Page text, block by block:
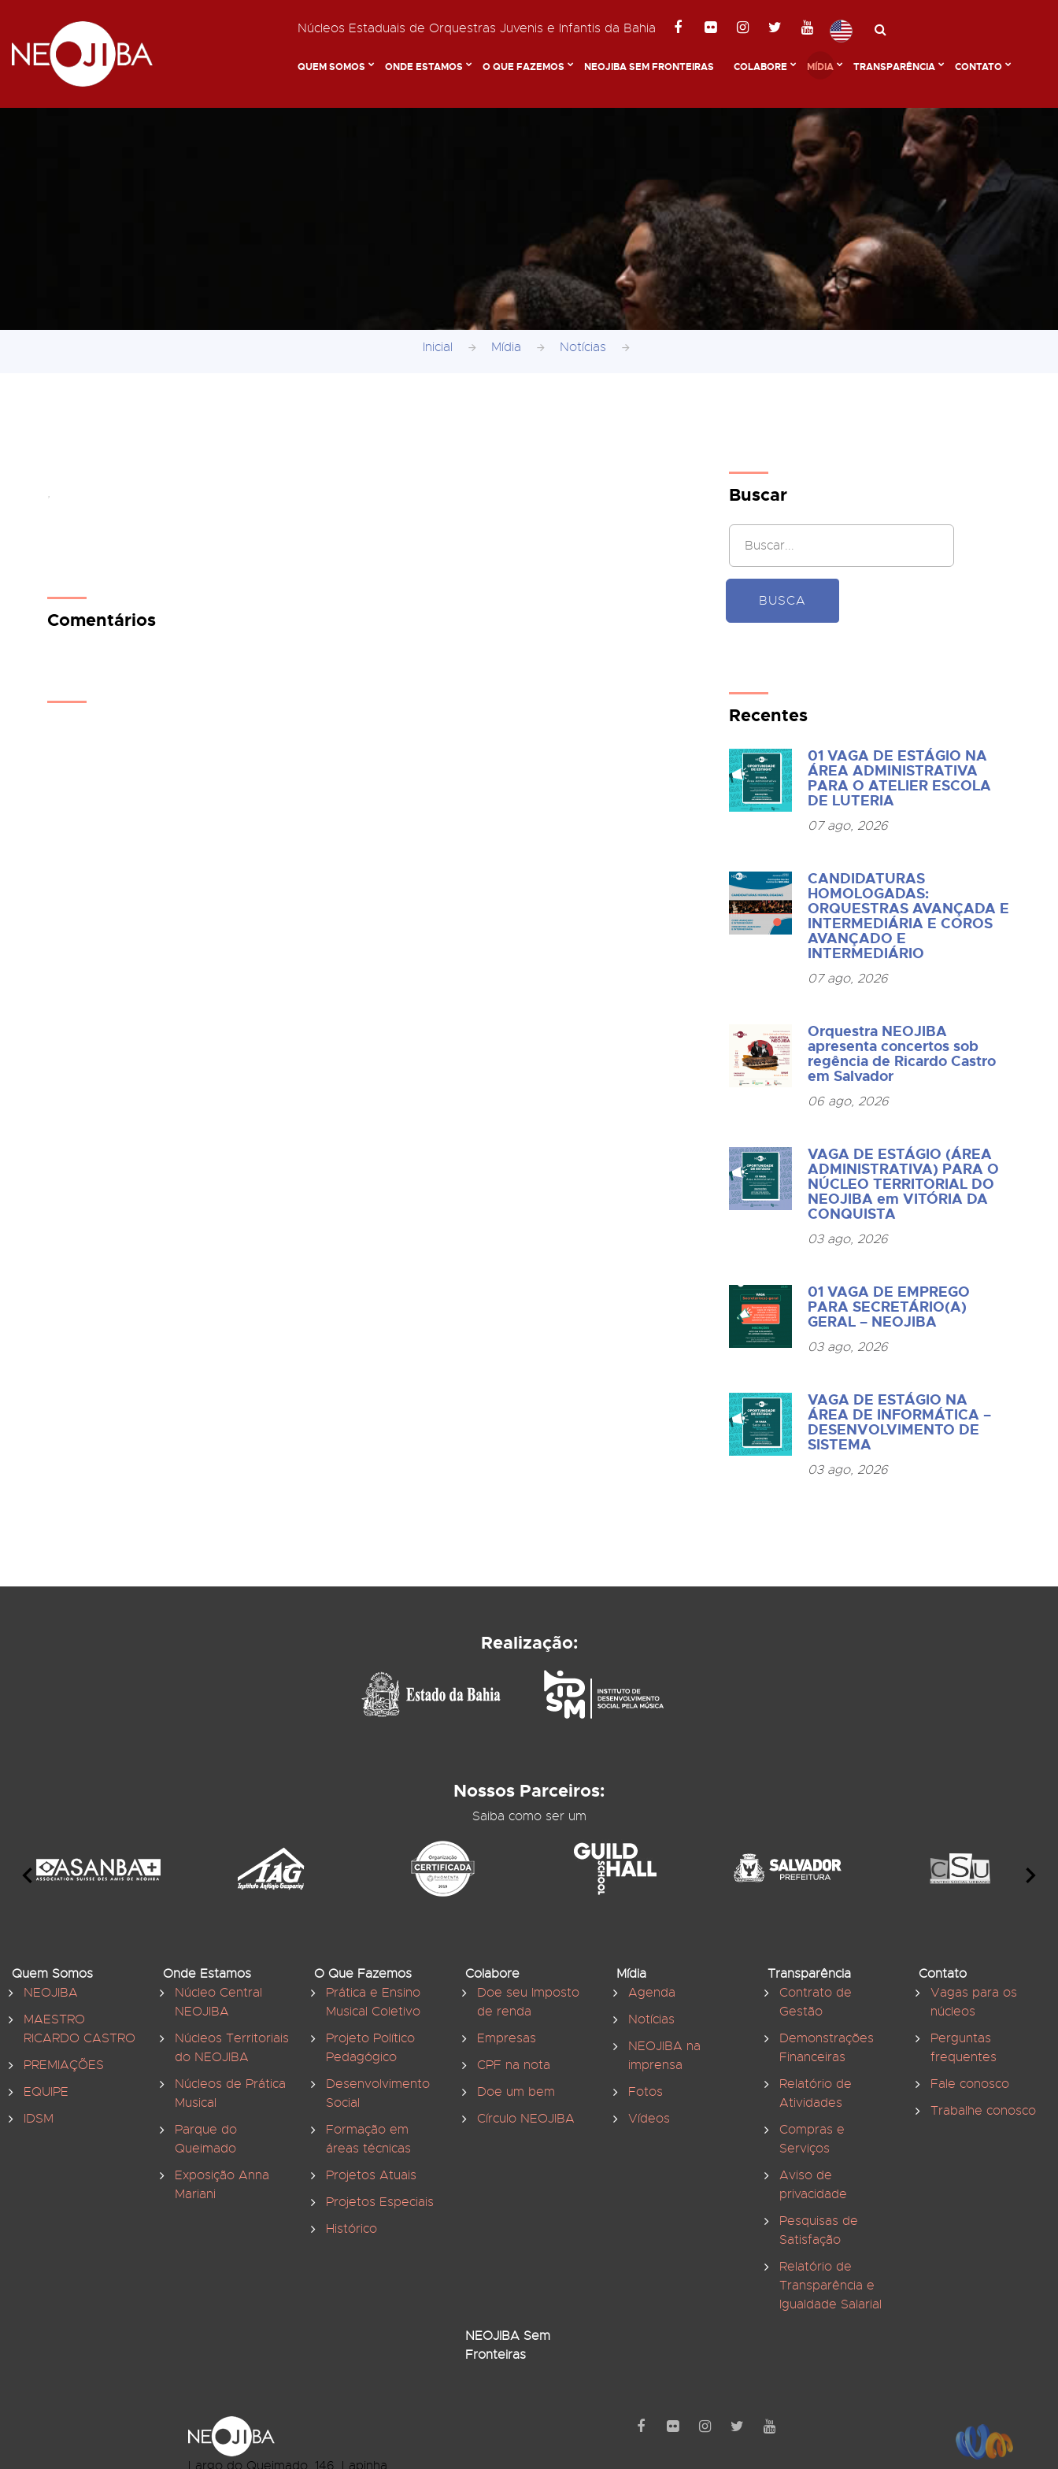
Núcleos Estaduais de Orquestras Juvenis e Infantis da Bahia
QUEM SOMOS ONDE ESTAMOS O QUE FAZEMOS NEOJIBA SEM FRONTEIRAS COLABORE MÍDIA TRANSPARÊNCIA CONTATO
Inicial Mídia Notícias
,
Comentários
Buscar
BUSCA
Recentes
01 VAGA DE ESTÁGIO NA
ÁREA ADMINISTRATIVA
PARA O ATELIER ESCOLA
DE LUTERIA
07 ago, 2026
CANDIDATURAS
HOMOLOGADAS:
ORQUESTRAS AVANÇADA E
INTERMEDIÁRIA E COROS
AVANÇADO E
INTERMEDIÁRIO
07 ago, 2026
Orquestra NEOJIBA
apresenta concertos sob
regência de Ricardo Castro
em Salvador
06 ago, 2026
VAGA DE ESTÁGIO (ÁREA
ADMINISTRATIVA) PARA O
NÚCLEO TERRITORIAL DO
NEOJIBA em VITÓRIA DA
CONQUISTA
03 ago, 2026
01 VAGA DE EMPREGO
PARA SECRETÁRIO(A)
GERAL – NEOJIBA
03 ago, 2026
VAGA DE ESTÁGIO NA
ÁREA DE INFORMÁTICA –
DESENVOLVIMENTO DE
SISTEMA
03 ago, 2026
Realização:
Nossos Parceiros:
Saiba como ser um
Quem Somos
NEOJIBA
MAESTRO
RICARDO CASTRO
PREMIAÇÕES
EQUIPE
IDSM
Onde Estamos
Núcleo Central
NEOJIBA
Núcleos Territoriais
do NEOJIBA
Núcleos de Prática
Musical
Parque do
Queimado
Exposição Anna
Mariani
O Que Fazemos
Prática e Ensino
Musical Coletivo
Projeto Político
Pedagógico
Desenvolvimento
Social
Formação em
áreas técnicas
Projetos Atuais
Projetos Especiais
Histórico
Colabore
Doe seu Imposto
de renda
Empresas
CPF na nota
Doe um bem
Círculo NEOJIBA
Mídia
Agenda
Notícias
NEOJIBA na
imprensa
Fotos
Vídeos
Transparência
Contrato de
Gestão
Demonstrações
Financeiras
Relatório de
Atividades
Compras e
Serviços
Aviso de
privacidade
Pesquisas de
Satisfação
Relatório de
Transparência e
Igualdade Salarial
Contato
Vagas para os
núcleos
Perguntas
frequentes
Fale conosco
Trabalhe conosco
NEOJIBA Sem
Fronteiras
Largo do Queimado, 146 , Lapinha